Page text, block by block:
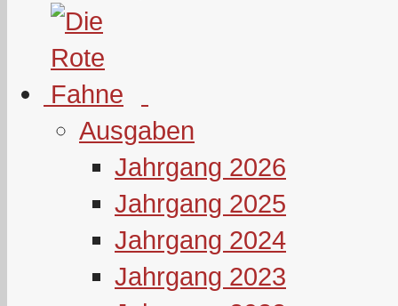
Ausgaben
Jahrgang 2026
Jahrgang 2025
Jahrgang 2024
Jahrgang 2023